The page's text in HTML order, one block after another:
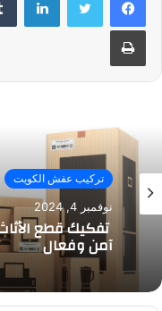
طباعة
تركيب عفش الكويت
نوفمبر 4, 2024
تفكيك قطع
آمن وفعال